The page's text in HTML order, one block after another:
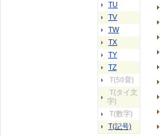
TU
TV
TW
TX
TY
TZ
T(50音)
T(タイ文
字)
T(数字)
T(記号)